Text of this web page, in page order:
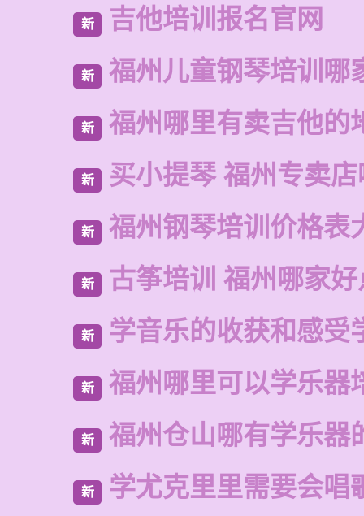
新 吉他培训报名官网
新 福州儿童钢琴培训哪
新 福州哪里有卖吉他的
新 买小提琴 福州专卖
新 福州钢琴培训价格表
新 古筝培训 福州哪家好
新 学音乐的收获和感受
新 福州哪里可以学乐器
新 福州仓山哪有学乐器
新 学尤克里里需要会唱